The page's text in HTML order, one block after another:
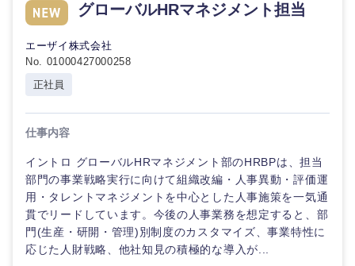
グローバルHRマネジメント担当
エーザイ株式会社
No. 01000427000258
正社員
仕事内容
イントロ グローバルHRマネジメント部のHRBPは、担当
部門の事業戦略実行に向けて組織改編・人事異動・評価運
用・タレントマネジメントを中心とした人事施策を一気通
貫でリードしています。今後の人事業務を想定すると、部
門(生産・研開・管理)別制度のカスタマイズ、事業特性に
応じた人財戦略、他社知見の積極的な導入が...